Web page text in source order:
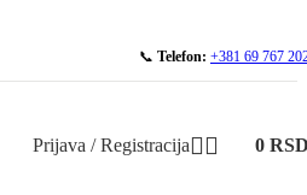
📞 Telefon: +381 69 767
Prijava / Registracija 0